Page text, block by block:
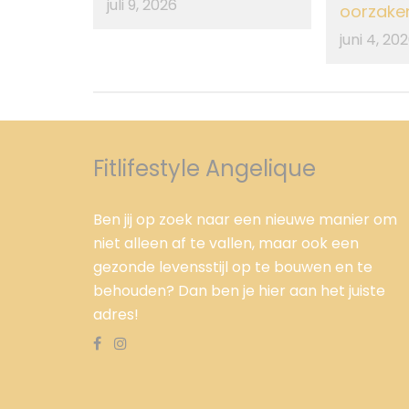
juli 9, 2026
juni 4,
Fitlifestyle Angelique
Ben jij op zoek naar een nieuwe manier om
niet alleen af te vallen, maar ook een
gezonde levensstijl op te bouwen en te
behouden? Dan ben je hier aan het juiste
adres!